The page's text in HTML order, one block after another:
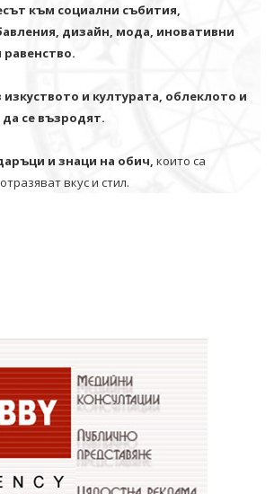
към социални събития,
дизайн, мода, иновативни
равенство.
и културата, облеклото и
се възродят.
и знаци на обич, които са
вкус и стил.